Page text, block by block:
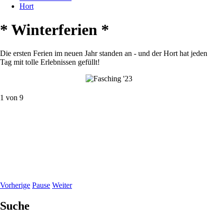
Hort
* Winterferien *
Die ersten Ferien im neuen Jahr standen an - und der Hort hat jeden
Tag mit tolle Erlebnissen gefüllt!
1 von 9
Vorherige Pause Weiter
Suche